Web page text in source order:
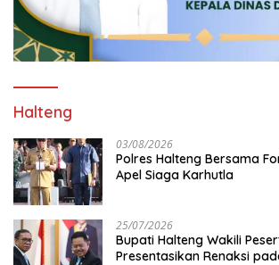
Halteng
03/08/2026
Polres Halteng Bersama
Apel Siaga Karhutla
25/07/2026
Bupati Halteng Wakili
Presentasikan Renaksi